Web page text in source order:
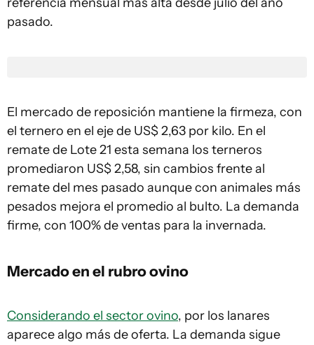
pasado.
El mercado de reposición mantiene la firmeza, con
el ternero en el eje de US$ 2,63 por kilo. En el
remate de Lote 21 esta semana los terneros
promediaron US$ 2,58, sin cambios frente al
remate del mes pasado aunque con animales más
pesados mejora el promedio al bulto. La demanda
firme, con 100% de ventas para la invernada.
Mercado en el rubro ovino
Considerando el sector ovino, por los lanares
aparece algo más de oferta. La demanda sigue